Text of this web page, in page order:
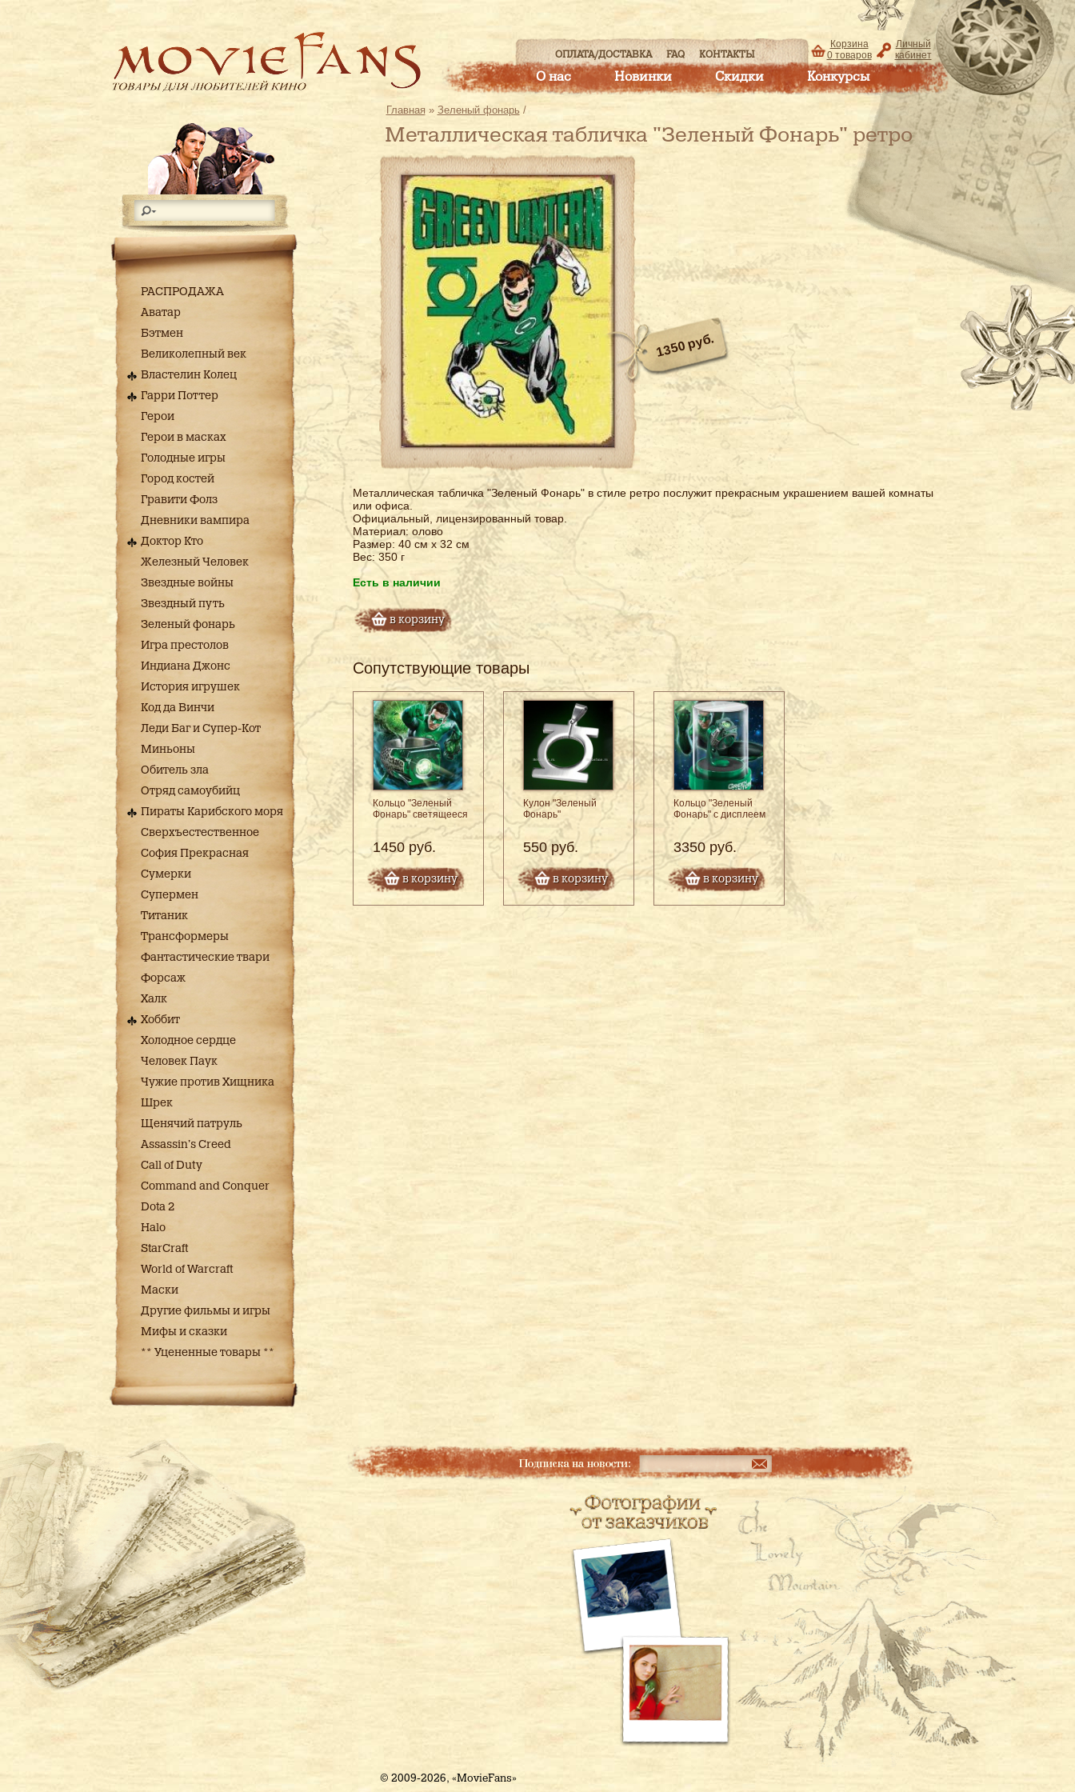
ОПЛАТА/ДОСТАВКА FAQ КОНТАКТЫ
О нас Новинки Скидки Конкурсы
Корзина
0 товаров
Личный
кабинет
РАСПРОДАЖА
Аватар
Бэтмен
Великолепный век
Властелин Колец
Гарри Поттер
Герои
Герои в масках
Голодные игры
Город костей
Гравити Фолз
Дневники вампира
Доктор Кто
Железный Человек
Звездные войны
Звездный путь
Зеленый фонарь
Игра престолов
Индиана Джонс
История игрушек
Код да Винчи
Леди Баг и Супер-Кот
Миньоны
Обитель зла
Отряд самоубийц
Пираты Карибского моря
Сверхъестественное
София Прекрасная
Сумерки
Супермен
Титаник
Трансформеры
Фантастические твари
Форсаж
Халк
Хоббит
Холодное сердце
Человек Паук
Чужие против Хищника
Шрек
Щенячий патруль
Assassin's Creed
Call of Duty
Command and Conquer
Dota 2
Halo
StarCraft
World of Warcraft
Маски
Другие фильмы и игры
Мифы и сказки
** Уцененные товары **
Главная » Зеленый фонарь /
Металлическая табличка "Зеленый Фонарь" ретро
1350 руб.
Металлическая табличка "Зеленый Фонарь" в стиле ретро послужит прекрасным украшением вашей комнаты
или офиса.
Официальный, лицензированный товар.
Материал: олово
Размер: 40 см х 32 см
Вес: 350 г
Есть в наличии
в корзину
Сопутствующие товары
Кольцо "Зеленый
Фонарь" светящееся
1450 руб.
в корзину
Кулон "Зеленый
Фонарь"
550 руб.
в корзину
Кольцо "Зеленый
Фонарь" с дисплеем
3350 руб.
в корзину
© 2009-2026, «MovieFans»